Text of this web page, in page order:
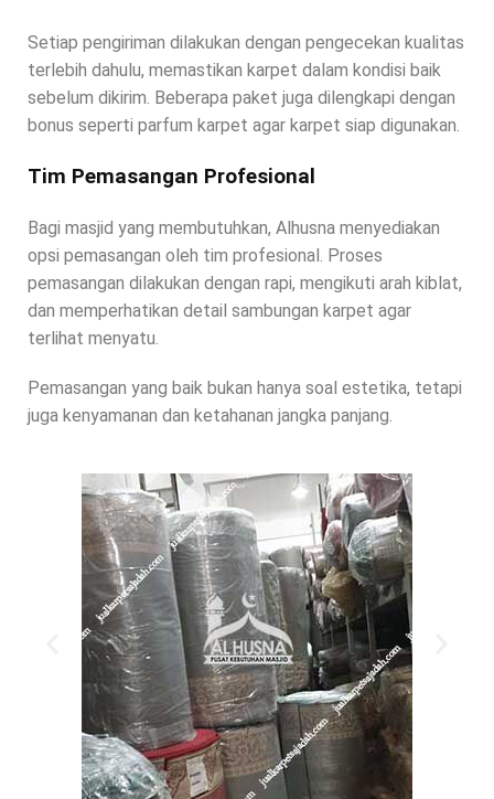
Setiap pengiriman dilakukan dengan pengecekan kualitas
terlebih dahulu, memastikan karpet dalam kondisi baik
sebelum dikirim. Beberapa paket juga dilengkapi dengan
bonus seperti parfum karpet agar karpet siap digunakan.
Tim Pemasangan Profesional
Bagi masjid yang membutuhkan, Alhusna menyediakan
opsi pemasangan oleh tim profesional. Proses
pemasangan dilakukan dengan rapi, mengikuti arah kiblat,
dan memperhatikan detail sambungan karpet agar
terlihat menyatu.
Pemasangan yang baik bukan hanya soal estetika, tetapi
juga kenyamanan dan ketahanan jangka panjang.